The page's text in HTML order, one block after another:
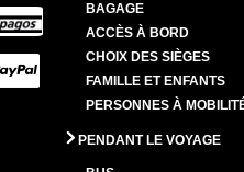
BAGAGE
ACCÈS À BORD
CHOIX DES SIÈGES
FAMILLE ET ENFANTS
PERSONNES À
PENDANT LE VOYAGE